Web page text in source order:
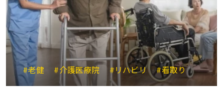
#老健 #介護医療院 #リハビリ #看取り